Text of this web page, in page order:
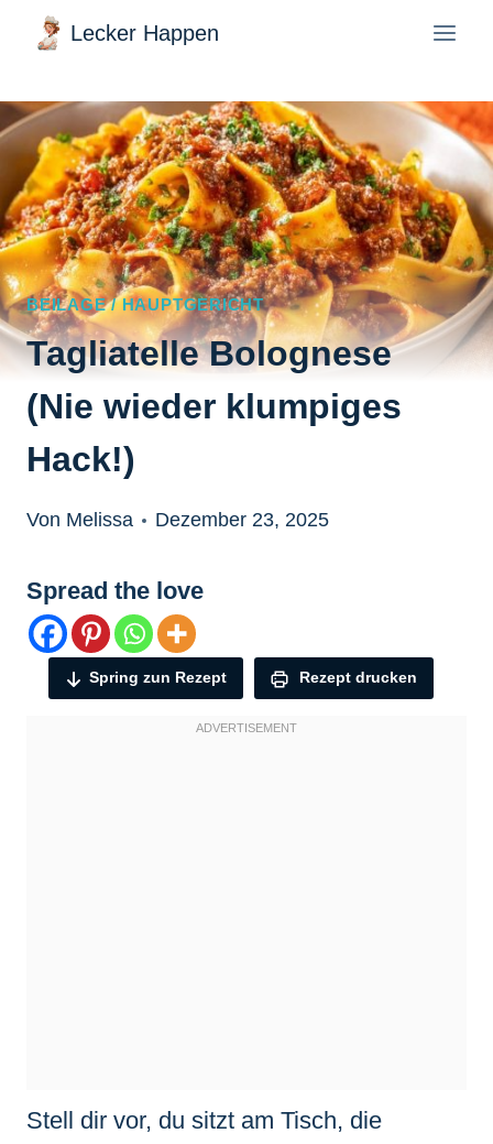
Zum
Inhalt
springen
Lecker Happen
BEILAGE / HAUPTGERICHT
Tagliatelle Bolognese
(Nie wieder klumpiges
Hack!)
Von Melissa Dezember 23, 2025
Spread the love
Spring zun Rezept Rezept drucken
Stell dir vor, du sitzt am Tisch, die